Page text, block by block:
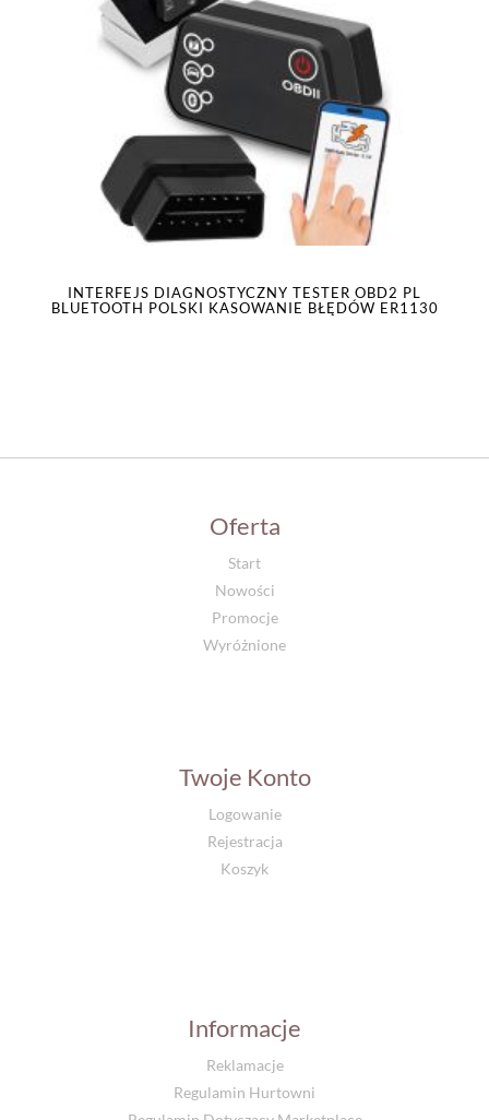
INTERFEJS DIAGNOSTYCZNY TESTER OBD2 PL
BLUETOOTH POLSKI KASOWANIE BŁĘDÓW ER1130
Oferta
Start
Nowości
Promocje
Wyróżnione
Twoje Konto
Logowanie
Rejestracja
Koszyk
Informacje
Reklamacje
Regulamin Hurtowni